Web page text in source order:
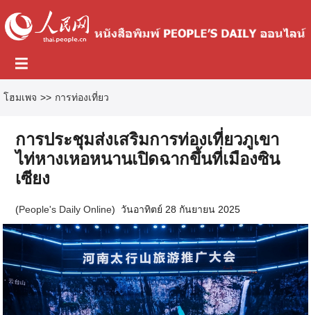
โฮมเพจ >> การท่องเที่ยว
การประชุมส่งเสริมการท่องเที่ยวภูเขา
ไท่หางเหอหนานเปิดฉากขึ้นที่เมืองซิน
เซียง
(People's Daily Online) วันอาทิตย์ 28 กันยายน 2025